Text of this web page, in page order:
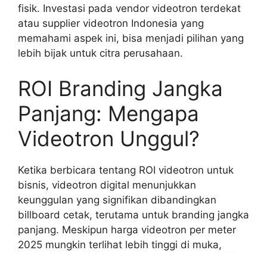
fisik. Investasi pada vendor videotron terdekat
atau supplier videotron Indonesia yang
memahami aspek ini, bisa menjadi pilihan yang
lebih bijak untuk citra perusahaan.
ROI Branding Jangka
Panjang: Mengapa
Videotron Unggul?
Ketika berbicara tentang ROI videotron untuk
bisnis, videotron digital menunjukkan
keunggulan yang signifikan dibandingkan
billboard cetak, terutama untuk branding jangka
panjang. Meskipun harga videotron per meter
2025 mungkin terlihat lebih tinggi di muka,